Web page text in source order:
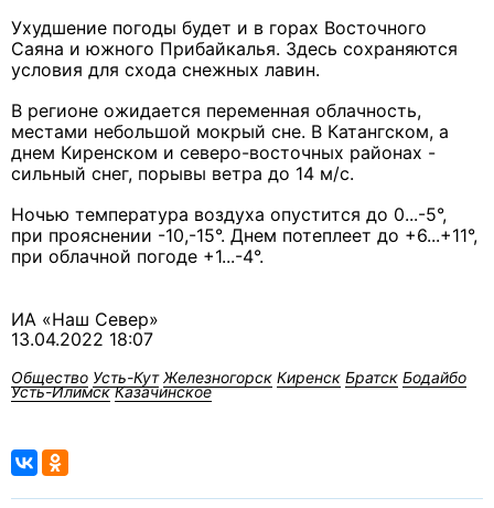
Ухудшение погоды будет и в горах Восточного
Саяна и южного Прибайкалья. Здесь сохраняются
условия для схода снежных лавин.
В регионе ожидается переменная облачность,
местами небольшой мокрый сне. В Катангском, а
днем Киренском и северо-восточных районах -
сильный снег, порывы ветра до 14 м/с.
Ночью температура воздуха опустится до 0...-5°,
при прояснении -10,-15°. Днем потеплеет до +6...+11°,
при облачной погоде +1...-4°.
ИА «Наш Север»
13.04.2022 18:07
Общество Усть-Кут Железногорск Киренск Братск Бодайбо
Усть-Илимск Казачинское